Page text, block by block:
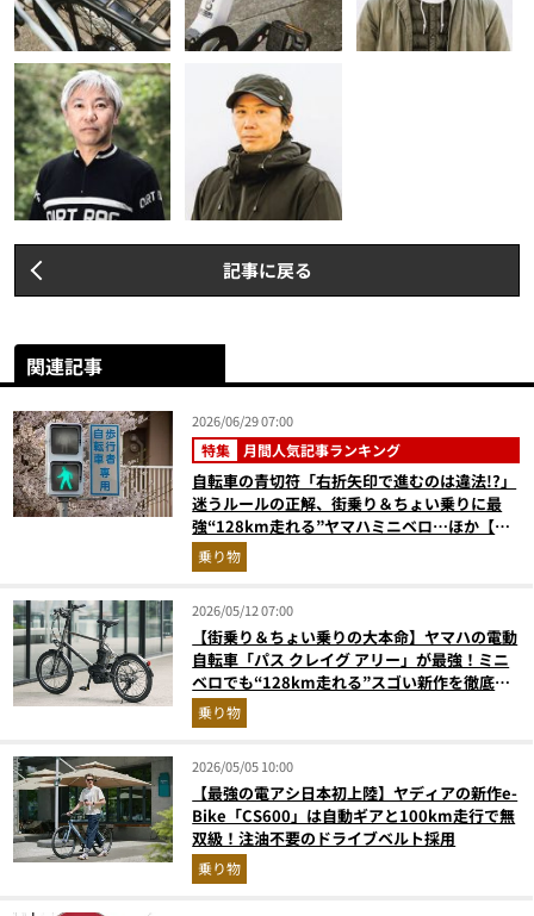
記事に戻る
関連記事
2026/06/29 07:00
特集 月間人気記事ランキング
自転車の青切符「右折矢印で進むのは違法!?」
迷うルールの正解、街乗り＆ちょい乗りに最
強“128km走れる”ヤマハミニベロ…ほか【自
転車の人気記事ランキングベスト3】（2026年
5月版）
乗り物
2026/05/12 07:00
【街乗り＆ちょい乗りの大本命】ヤマハの電動
自転車「パス クレイグ アリー」が最強！ミニ
ベロでも“128km走れる”スゴい新作を徹底解
説乗り物
2026/05/05 10:00
【最強の電アシ日本初上陸】ヤディアの新作e-
Bike「CS600」は自動ギアと100km走行で無
双級！注油不要のドライブベルト採用
乗り物